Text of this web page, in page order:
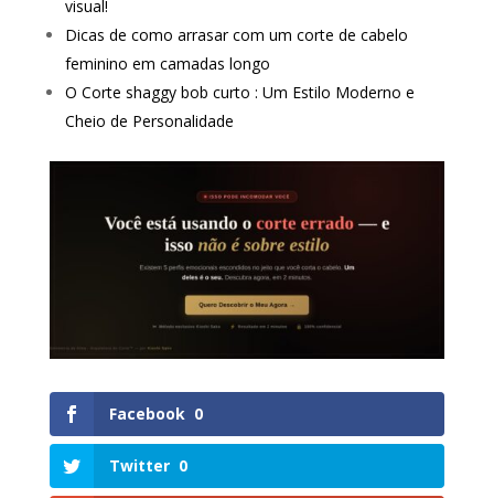
visual!
Dicas de como arrasar com um corte de cabelo
feminino em camadas longo
O Corte shaggy bob curto : Um Estilo Moderno e
Cheio de Personalidade
Facebook 0
Twitter 0